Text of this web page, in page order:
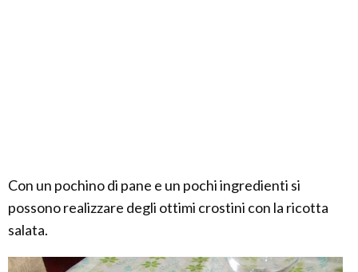
Con un pochino di pane e un pochi ingredienti si
possono realizzare degli ottimi crostini con la ricotta
salata.